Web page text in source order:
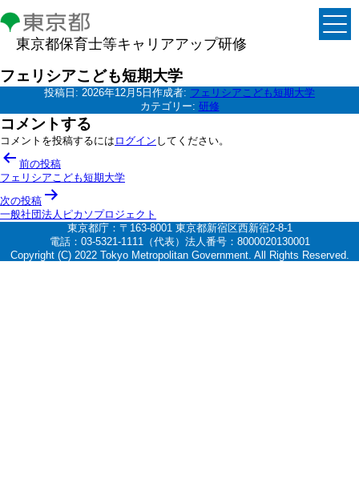
東京都保育士等キャリアアップ研修
フェリシアこども短期大学
投稿日: 2026年12月5日 作成者: フェリシアこども短期大学
カテゴリー: 研修
コメントする
コメントを投稿するには ログイン してください。
投
稿
ナ
ビ
ー
前の投稿
フェリシアこども短期大学
次の投稿
一般社団法人ピカソプロジェクト
東京都庁：〒163-8001 東京都新宿区西新宿2-8-1
電話：03-5321-1111（代表）法人番号：8000020130001
Copyright (C) 2022 Tokyo Metropolitan Government. All Rights Reserved.